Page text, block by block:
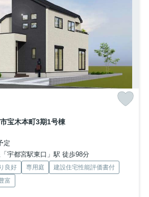
宝木本町3期1号棟
定
宇都宮駅東口」駅 徒歩98分
良好 専用庭
建設住宅性能評価書付
富